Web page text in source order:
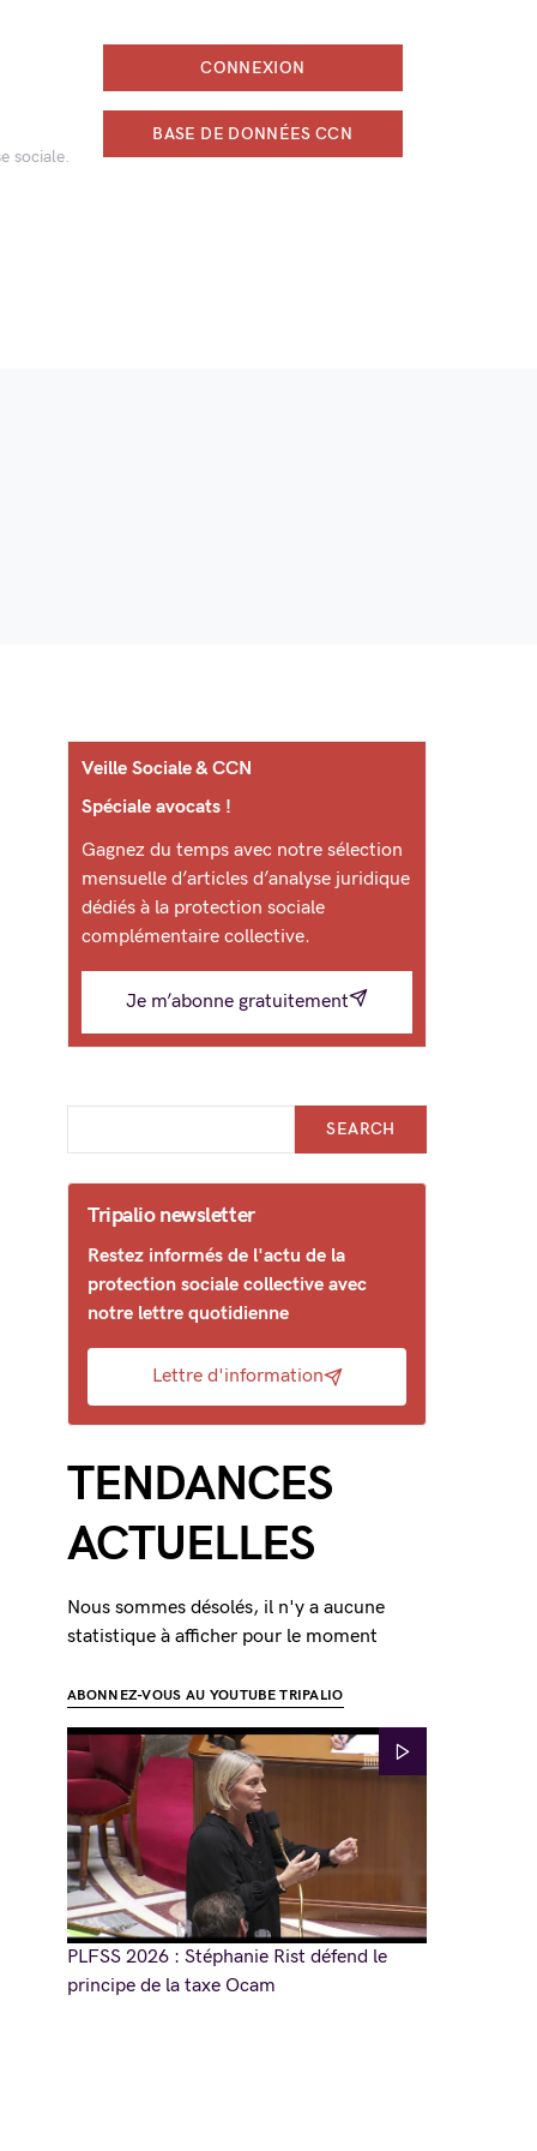
sociale.
CONNEXION
BASE DE DONNÉES CCN
Veille Sociale & CCN
Spéciale avocats !
Gagnez du temps avec notre sélection
mensuelle d’articles d’analyse juridique
dédiés à la protection sociale
complémentaire collective.
Je m’abonne gratuitement
SEARCH
Tripalio newsletter
Restez informés de l'actu de la
protection sociale collective avec
notre lettre quotidienne
Lettre d'information
TENDANCES
ACTUELLES
Nous sommes désolés, il n'y a aucune
statistique à afficher pour le moment
ABONNEZ-VOUS AU YOUTUBE TRIPALIO
PLFSS 2026 : Stéphanie Rist défend le
principe de la taxe Ocam